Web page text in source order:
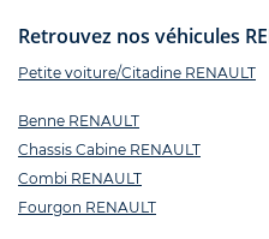
Retrouvez nos véhicules
Petite voiture/Citadine RENAULT
Benne RENAULT
Chassis Cabine RENAULT
Combi RENAULT
Fourgon RENAULT